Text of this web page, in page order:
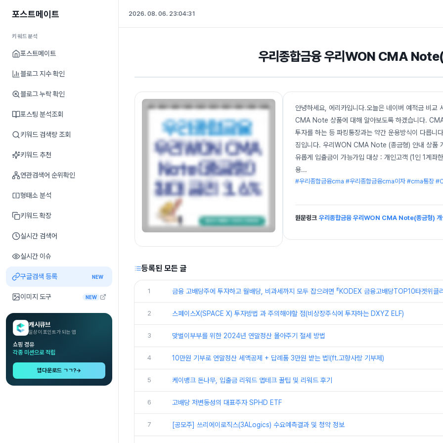
포스트메이트
키워드분석
포스트메이트
블로그 지수 확인
블로그 누락 확인
포스팅 분석조회
키워드 검색량 조회
키워드 추천
연관검색어 순위확인
형태소 분석
키워드 확장
실시간 검색어
실시간 이슈
구글검색 등록 NEW
이미지 도구 NEW
캐시큐브
일상이 포인트가 되는 앱
쇼핑 경유
각종 미션으로 적립
앱다운로드 ㄱㄱ?→
2026. 08. 06. 23:04:32
우리종합금융 우리WON CMA Note(
안녕하세요, 에리카입니다.오늘은 네이버 예적금 비
CMA Note 상품에 대해 알아보도록 하겠습니다.
투자를 하는 등 파킹통장과는 약간 운용방식이 다릅
징입니다. 우리WON CMA Note (종금형) 안내 상품
유롭게 입출금이 가능가입 대상 : 개인고객 (1인 1계
용...
#우리종합금융cma #우리종합금융cma이자 #cma통장
원문링크 우리종합금융 우리WON CMA Note(종금형) 개
등록된 모든 글
1 금융 고배당주에 투자하고 월배당, 비과세까지 모두 잡으려면 『KODEX 금융고배당TOP10타겟위클
2 스페이스X(SPACE X) 투자방법 과 주의해야할 점(비상장주식에 투자하는 DXYZ ELF)
3 맞벌이부부를 위한 2024년 연말정산 몰아주기 절세 방법
4 10만원 기부로 연말정산 세액공제 + 답례품 3만원 받는 법!(ft.고향사랑 기부제)
5 케이뱅크 돈나무, 입출금 리워드 앱테크 꿀팁 및 리워드 후기
6 고배당 저변동성의 대표주자 SPHD ETF
7 [공모주] 쓰리에이로직스(3ALogics) 수요예측결과 및 청약 정보